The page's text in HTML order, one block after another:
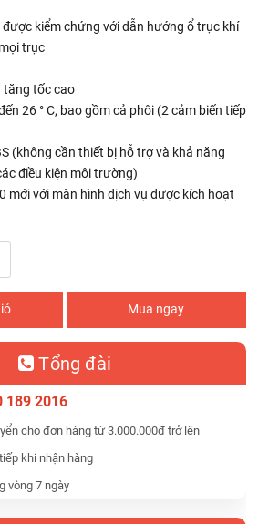
được kiểm chứng với dẫn hướng ổ trục khí
trục
tăng tốc cao
26 ° C, bao gồm cả phôi (2 cảm biến tiếp
(không cần thiết bị hỗ trợ và khả năng
điều kiện môi trường)
mới với màn hình dịch vụ được kích hoạt
Mua ngay
Tổng đài
189 2016
cho đơn hàng từ 3.000.000đ trở lên
khi nhận hàng
vòng 7 ngày